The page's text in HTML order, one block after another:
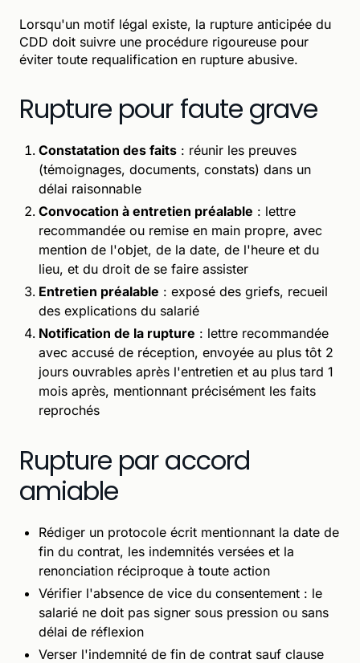
Lorsqu'un motif légal existe, la rupture anticipée du
CDD doit suivre une procédure rigoureuse pour
éviter toute requalification en rupture abusive.
Rupture pour faute grave
Constatation des faits : réunir les preuves
(témoignages, documents, constats) dans un
délai raisonnable
Convocation à entretien préalable : lettre
recommandée ou remise en main propre, avec
mention de l'objet, de la date, de l'heure et du
lieu, et du droit de se faire assister
Entretien préalable : exposé des griefs, recueil
des explications du salarié
Notification de la rupture : lettre recommandée
avec accusé de réception, envoyée au plus tôt 2
jours ouvrables après l'entretien et au plus tard 1
mois après, mentionnant précisément les faits
reprochés
Rupture par accord
amiable
Rédiger un protocole écrit mentionnant la date de
fin du contrat, les indemnités versées et la
renonciation réciproque à toute action
Vérifier l'absence de vice du consentement : le
salarié ne doit pas signer sous pression ou sans
délai de réflexion
Verser l'indemnité de fin de contrat sauf clause